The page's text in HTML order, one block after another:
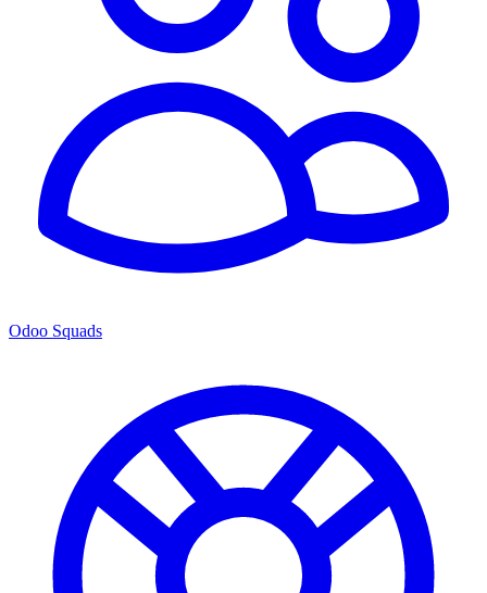
Odoo Squads